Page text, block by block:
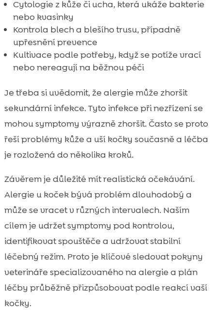
Cytologie z kůže či ucha, která ukáže bakterie
nebo kvasinky
Kontrola blech a blešího trusu, případně
upřesnění prevence
Kultivace podle potřeby, když se potíže vrací
nebo nereagují na běžnou péči
Je třeba si uvědomit, že alergie může zhoršit
sekundární infekce. Tyto infekce při nezřízení se
mohou symptomy výrazně zhoršit. Často se proto
řeší problémy kůže a uší kočky současně a léčba
je rozložená do několika kroků.
Závěrem je důležité mít realistická očekávání.
Alergie u koček bývá problém dlouhodobý a
může se vracet v různých intervalech. Naším
cílem je udržet symptomy pod kontrolou,
identifikovat spouštěče a udržovat stabilní
léčebný režim. Proto je klíčové sledovat pokyny
veterináře specializovaného na alergie a plán
léčby průběžně přizpůsobovat podle reakcí vaší
kočky.